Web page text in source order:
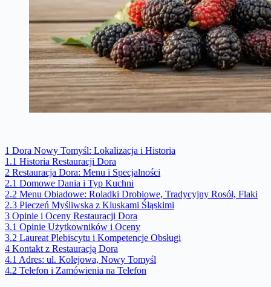
1 Dora Nowy Tomyśl: Lokalizacja i Historia
1.1 Historia Restauracji Dora
2 Restauracja Dora: Menu i Specjalności
2.1 Domowe Dania i Typ Kuchni
2.2 Menu Obiadowe: Roladki Drobiowe, Tradycyjny Rosół, Flaki
2.3 Pieczeń Myśliwska z Kluskami Śląskimi
3 Opinie i Oceny Restauracji Dora
3.1 Opinie Użytkowników i Oceny
3.2 Laureat Plebiscytu i Kompetencje Obsługi
4 Kontakt z Restauracją Dora
4.1 Adres: ul. Kolejowa, Nowy Tomyśl
4.2 Telefon i Zamówienia na Telefon